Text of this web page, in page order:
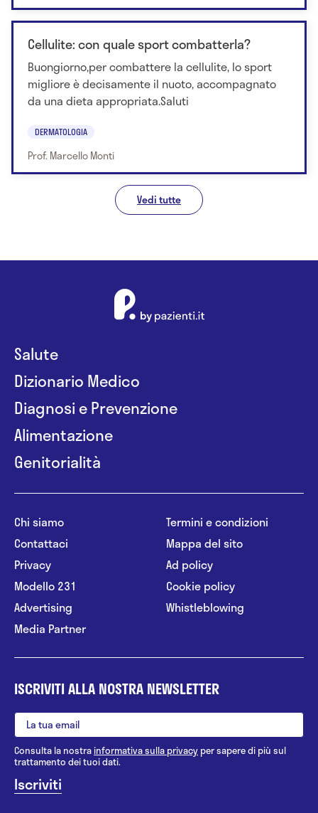
Cellulite: con quale sport combatterla?
Buongiorno,per combattere la cellulite, lo sport
migliore è decisamente il nuoto, accompagnato
da una dieta appropriata.Saluti
DERMATOLOGIA
Prof. Marcello Monti
Vedi tutte
Salute
Dizionario Medico
Diagnosi e Prevenzione
Alimentazione
Genitorialità
Chi siamo
Contattaci
Privacy
Modello 231
Advertising
Media Partner
Termini e condizioni
Mappa del sito
Ad policy
Cookie policy
Whistleblowing
ISCRIVITI ALLA NOSTRA NEWSLETTER
Consulta la nostrainformativa sulla privacy per sapere di più sul
trattamento dei tuoi dati.